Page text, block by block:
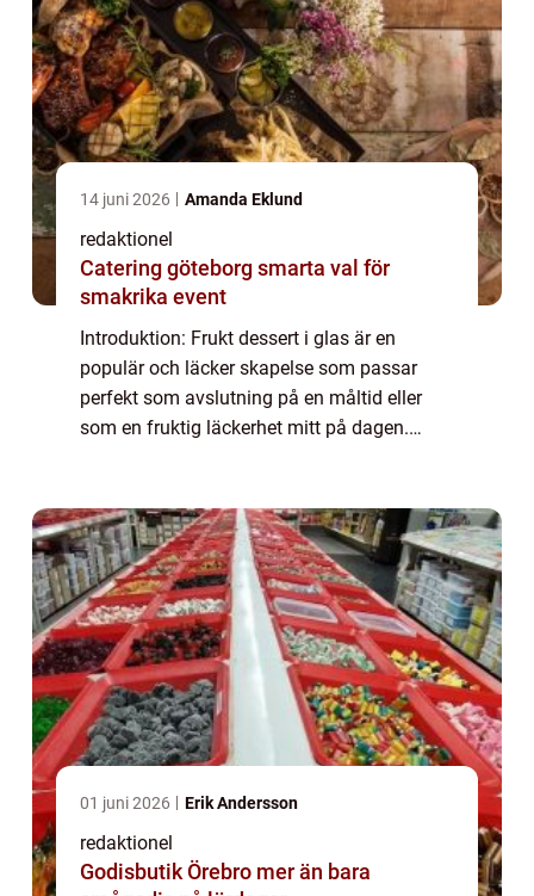
14 juni 2026 Amanda Eklund
redaktionel
Catering göteborg smarta val för
smakrika event
Introduktion: Frukt dessert i glas är en
populär och läcker skapelse som passar
perfekt som avslutning på en måltid eller
som en fruktig läckerhet mitt på dagen.
o...
01 juni 2026 Erik Andersson
redaktionel
Godisbutik Örebro mer än bara